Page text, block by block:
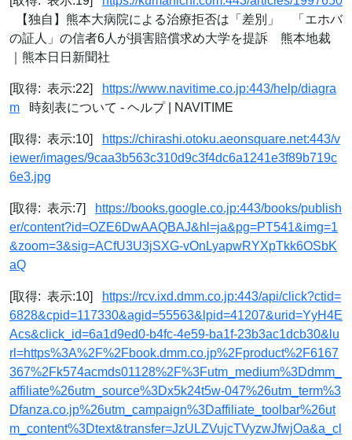
【独自】熊本大病院による治療拒否は「差別」 「エホバ
の証人」の信者6人が損害賠償求め大学を提訴 熊本地裁
｜熊本日日新聞社
[取得: 表示:22]
https://www.navitime.co.jp:443/help/diagra
m 時刻表について - ヘルプ | NAVITIME
[取得: 表示:10]
https://chirashi.otoku.aeonsquare.net:443/v
iewer/images/9caa3b563c310d9c3f4dc6a1241e3f89b719c
6e3.jpg
[取得: 表示:7]
https://books.google.co.jp:443/books/publish
er/content?id=OZE6DwAAQBAJ&hl=ja&pg=PT541&img=1
&zoom=3&sig=ACfU3U3jSXG-vOnLyapwRYXpTkk6OSbK
aQ
[取得: 表示:10]
https://rcv.ixd.dmm.co.jp:443/api/click?ctid=
6828&cpid=117330&agid=55563&lpid=41207&urid=YyH4E
Acs&click_id=6a1d9ed0-b4fc-4e59-ba1f-23b3ac1dcb30&lu
rl=https%3A%2F%2Fbook.dmm.co.jp%2Fproduct%2F6167
367%2Fk574acmds01128%2F%3Futm_medium%3Ddmm_
affiliate%26utm_source%3Dx5k24t5w-047%26utm_term%3
Dfanza.co.jp%26utm_campaign%3Daffiliate_toolbar%26ut
m_content%3Dtext&transfer=JzULZVujcTVyzwJfwjOa&a_cl